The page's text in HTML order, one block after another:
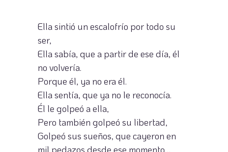
Ella sintió un escalofrío por todo su
ser,
Ella sabía, que a partir de ese día, él
no volvería.
Porque él, ya no era él.
Ella sentía, que ya no le reconocía.
Él le golpeó a ella,
Pero también golpeó su libertad,
Golpeó sus sueños, que cayeron en
mil pedazos desde ese momento…